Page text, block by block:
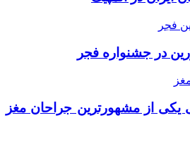
در جشنواره فجر
از مشهورترین جراحان مغز